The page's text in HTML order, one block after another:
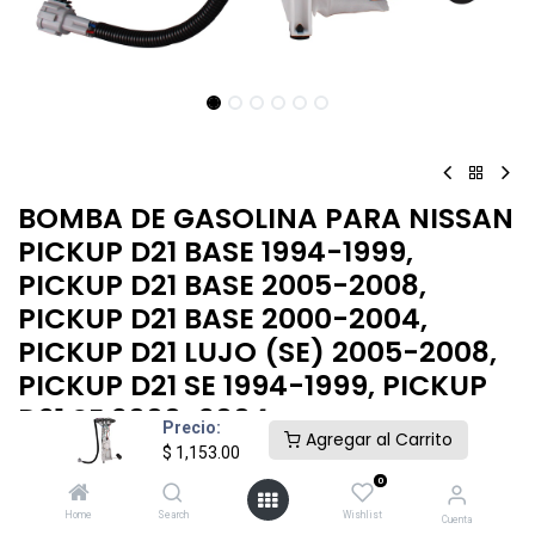
Precio:
$ 1,153.00
Agregar al Carrito
Home Search
0
Wishlist Cuenta
BOMBA DE GASOLINA PARA NISSAN
PICKUP D21 BASE 1994-1999,
PICKUP D21 BASE 2005-2008,
PICKUP D21 BASE 2000-2004,
PICKUP D21 LUJO (SE) 2005-2008,
PICKUP D21 SE 1994-1999, PICKUP
D21 SE 2000-2004
1,153.00